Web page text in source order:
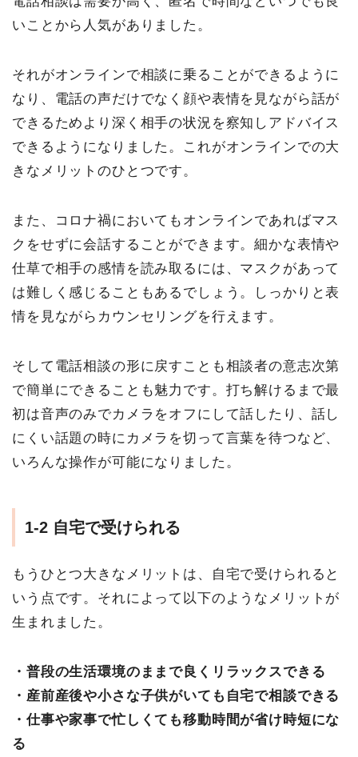
いことから人気がありました。
それがオンラインで相談に乗ることができるように
なり、電話の声だけでなく顔や表情を見ながら話が
できるためより深く相手の状況を察知しアドバイス
できるようになりました。これがオンラインでの大
きなメリットのひとつです。
また、コロナ禍においてもオンラインであればマス
クをせずに会話することができます。細かな表情や
仕草で相手の感情を読み取るには、マスクがあって
は難しく感じることもあるでしょう。しっかりと表
情を見ながらカウンセリングを行えます。
そして電話相談の形に戻すことも相談者の意志次第
で簡単にできることも魅力です。打ち解けるまで最
初は音声のみでカメラをオフにして話したり、話し
にくい話題の時にカメラを切って言葉を待つなど、
いろんな操作が可能になりました。
1-2 自宅で受けられる
もうひとつ大きなメリットは、自宅で受けられると
いう点です。それによって以下のようなメリットが
生まれました。
・普段の生活環境のままで良くリラックスできる
・産前産後や小さな子供がいても自宅で相談できる
・仕事や家事で忙しくても移動時間が省け時短にな
る